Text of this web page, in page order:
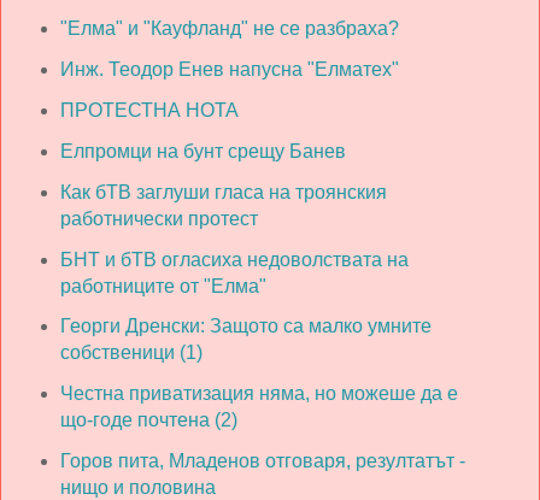
"Елма" и "Кауфланд" не се разбраха?
Инж. Теодор Енев напусна "Елматех"
ПРОТЕСТНА НОТА
Елпромци на бунт срещу Банев
Как бТВ заглуши гласа на троянския
работнически протест
БНТ и бТВ огласиха недоволствата на
работниците от "Елма"
Георги Дренски: Защото са малко умните
собственици (1)
Честна приватизация няма, но можеше да е
що-годе почтена (2)
Горов пита, Младенов отговаря, резултатът -
нищо и половина